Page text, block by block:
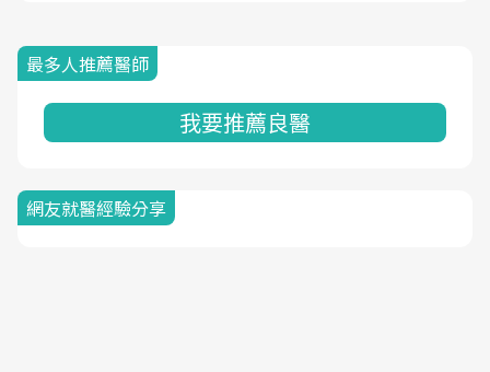
最多人推薦醫師
我要推薦良醫
網友就醫經驗分享